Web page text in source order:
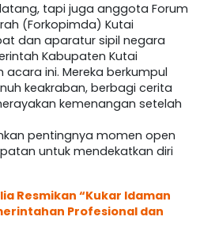
tapi juga anggota Forum
(Forkopimda) Kutai
dan aparatur sipil negara
Kabupaten Kutai
ini. Mereka berkumpul
keakraban, berbagi cerita
kemenangan setelah
pentingnya momen open
untuk mendekatkan diri
Resmikan “Kukar Idaman
Profesional dan